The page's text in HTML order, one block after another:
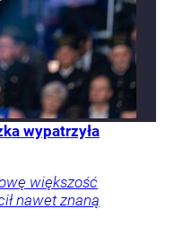
wypatrzyła
większość
nawet znaną